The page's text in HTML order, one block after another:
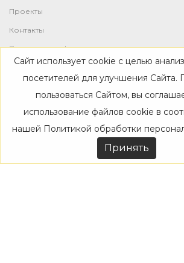
Проекты
Контакты
Политика конфиденциальности
Магазин
Каталог
Дизайнерам
Акции
Сайт использует cookie с целью
посетителей для улучшения Сайта.
пользоваться Сайтом, вы
использование файлов cookie в
нашей Политикой обработки
Принять